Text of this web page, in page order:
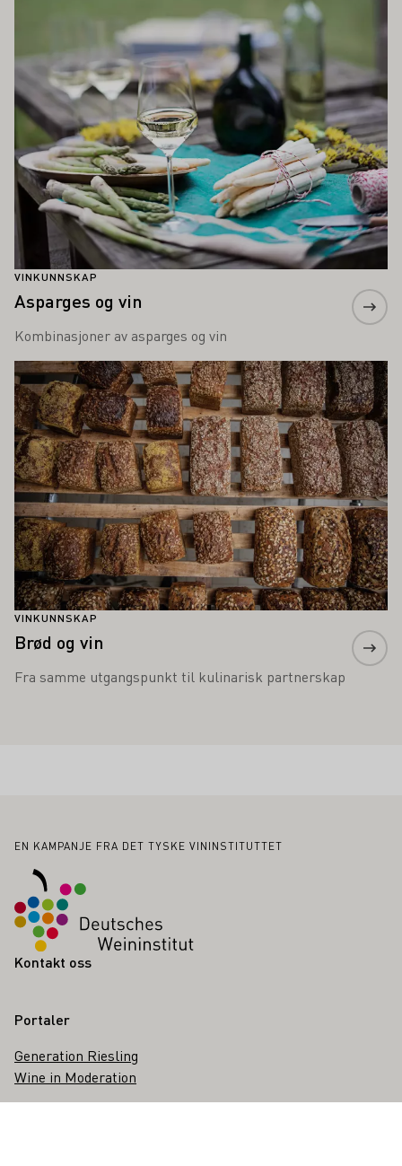
VINKUNNSKAP
Asparges og vin
Kombinasjoner av asparges og vin
VINKUNNSKAP
Brød og vin
Fra samme utgangspunkt til kulinarisk partnerskap
Lær mer om dette
Bunntekst
EN KAMPANJE FRA DET TYSKE VININSTITUTTET
Kontakt oss
Portaler
Generation Riesling
Wine in Moderation